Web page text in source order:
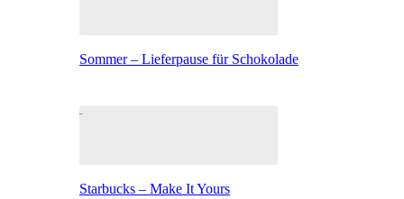
Sommer – Lieferpause für Schokolade
Starbucks – Make It Yours